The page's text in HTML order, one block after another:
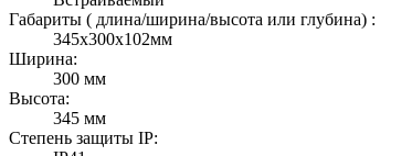
Габариты ( длина/ширина/высота или глубина) :
345х300х102мм
Ширина:
300 мм
Высота:
345 мм
Степень защиты IP: